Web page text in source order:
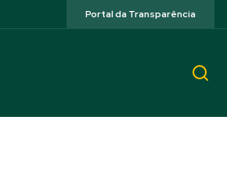
Portal da Transparência